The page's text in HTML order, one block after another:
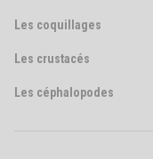
Les coquillages
Les crustacés
Les céphalopodes